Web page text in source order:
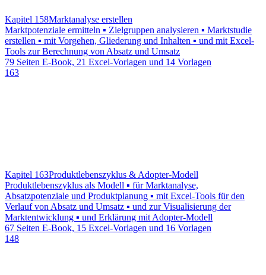
Kapitel 158Marktanalyse erstellen
Marktpotenziale ermitteln ▪ Zielgruppen analysieren ▪ Marktstudie
erstellen ▪ mit Vorgehen, Gliederung und Inhalten ▪ und mit Excel-
Tools zur Berechnung von Absatz und Umsatz
79 Seiten E-Book, 21 Excel-Vorlagen und 14 Vorlagen
163
Kapitel 163Produktlebenszyklus & Adopter-Modell
Produktlebenszyklus als Modell ▪ für Marktanalyse,
Absatzpotenziale und Produktplanung ▪ mit Excel-Tools für den
Verlauf von Absatz und Umsatz ▪ und zur Visualisierung der
Marktentwicklung ▪ und Erklärung mit Adopter-Modell
67 Seiten E-Book, 15 Excel-Vorlagen und 16 Vorlagen
148